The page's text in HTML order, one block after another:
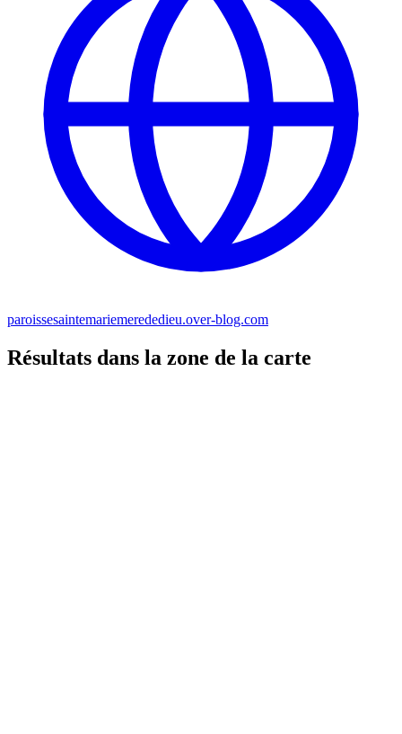
paroissesaintemariemerededieu.over-blog.com
Résultats dans la zone de la carte